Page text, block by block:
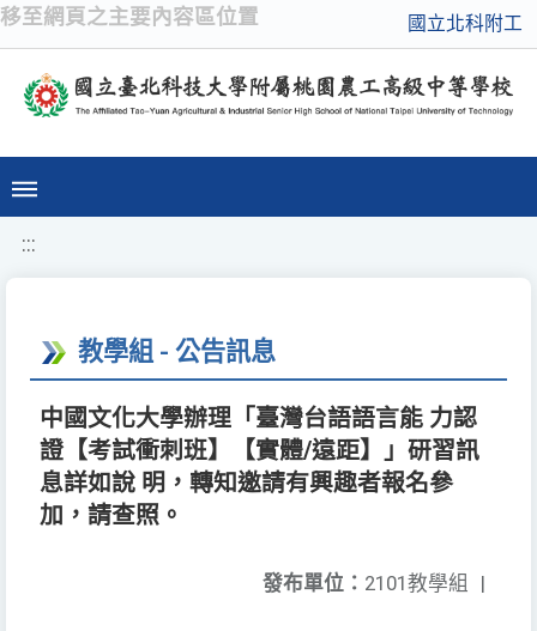
移至網頁之主要內容區位置 國立北科附工
:::
教學組 - 公告訊息
中國文化大學辦理「臺灣台語語言能 力認
證【考試衝刺班】【實體/遠距】」研習訊
息詳如說 明，轉知邀請有興趣者報名參
加，請查照。
發布單位： 2101教學組 |